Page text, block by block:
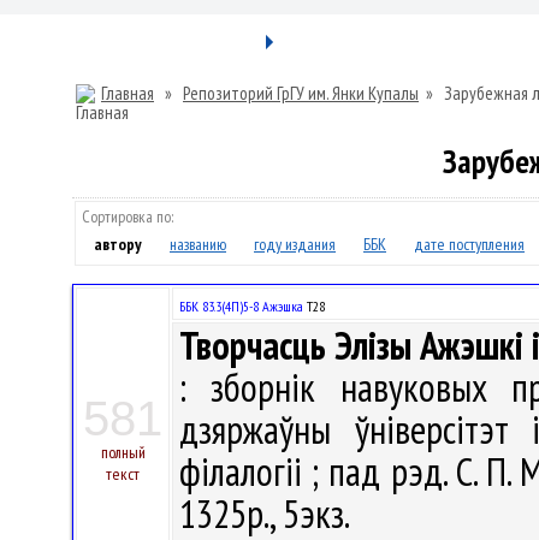
Главная » Репозиторий ГрГУ им. Янки Купалы » Зарубежная
Сортировка по:
автору
названию году издания ББК дате поступления
581
полный
текст
ББК 83.3(4П)5-8 Ажэшка Т28
Творчасць Элізы Ажэшкі
: зборнiк навуковых
дзяржаўны
філалогіі ; пад рэд. С. П.
1325р., 5экз.